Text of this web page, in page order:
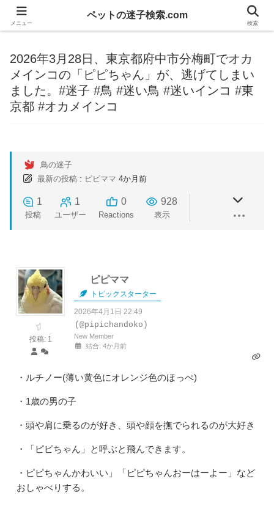
2026年3月28日、東京都府中市分梅町でオカ
メインコの「ピピちゃん」が、逃げてしまい
ました。#迷子 #鳥 #迷い鳥 #迷いインコ #東
京都 #オカメインコ
鳥の迷子
最新の投稿 : ピピママ 4か月前
1
投稿
1
ユーザー
0
Reactions
928
表示
投稿: 1
ピピママ
トピックスターター
2026年4月1日 22:49
(@pipichandoko)
New Member
結合: 4か月前
・ルチノー(薄い黄色にオレンジ色のほっぺ)
・1歳の男の子
・頭や肩に乗るのが好き、頭や顔を撫でられるのが大好き
・「ピピちゃん」と呼ぶと飛んできます。
・ピピちゃんかわいい」「ピピちゃんおーはーよー」など
おしゃべりする。
メニュー
ペットの迷子検索.com
検索